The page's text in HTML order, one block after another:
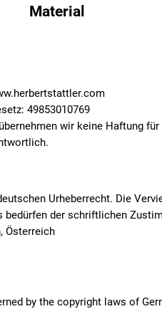
Material
49853010769
wir keine Haftung
Urheberrecht. Die
bedürfen der schriftlichen
Österreich
by the copyright laws of